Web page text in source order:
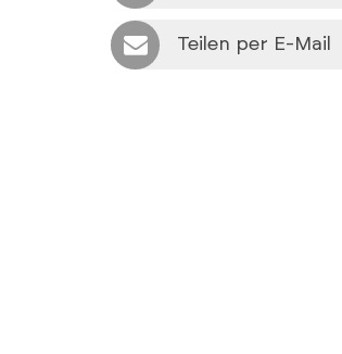
Teilen per E-Mail